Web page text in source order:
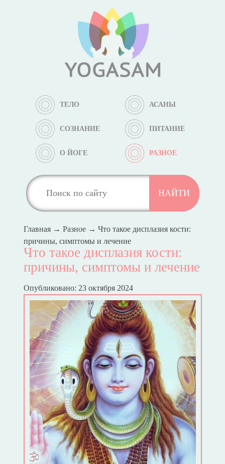
ТЕЛО АСАНЫ
СОЗНАНИЕ ПИТАНИЕ
О ЙОГЕ РАЗНОЕ
Главная→ Разное→ Что такое дисплазия кости:
причины, симптомы и лечение
Что такое дисплазия кости:
причины, симптомы и лечение
Опубликовано: 23 октября 2024